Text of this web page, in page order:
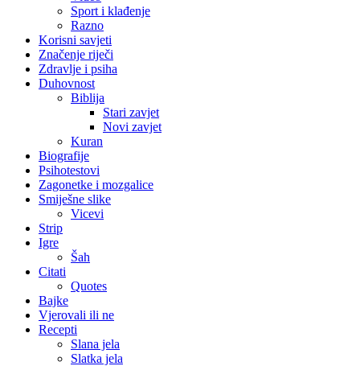
Sport i klađenje
Razno
Korisni savjeti
Značenje riječi
Zdravlje i psiha
Duhovnost
Biblija
Stari zavjet
Novi zavjet
Kuran
Biografije
Psihotestovi
Zagonetke i mozgalice
Smiješne slike
Vicevi
Strip
Igre
Šah
Citati
Quotes
Bajke
Vjerovali ili ne
Recepti
Slana jela
Slatka jela